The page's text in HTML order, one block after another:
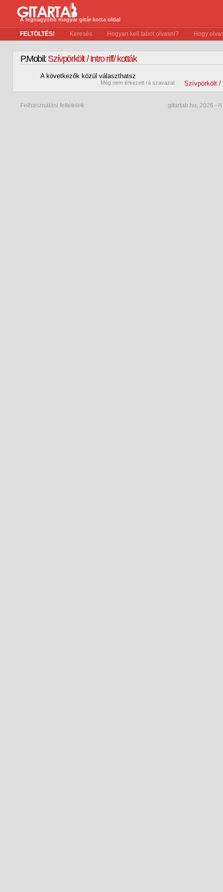
A legnagyobb magyar gitár kotta oldal
FELTÖLTÉS! Keresés Hogyan kell tabot olvasni? Hogy
P.Mobil:Szívpörkölt / Intro riff/ kották
A következők közül választhatsz
Még nem érkezett rá szavazat Szívpörkölt
Felhasználási feltételek gitartab.hu, 2026 -